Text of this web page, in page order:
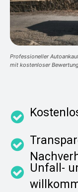
Professioneller
mit kostenloser
Unfall-